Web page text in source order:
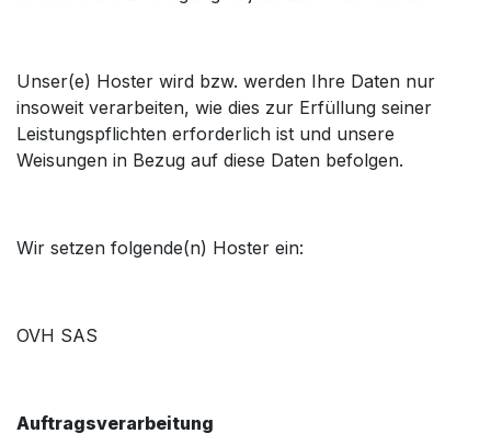
Unser(e) Hoster wird bzw. werden Ihre Daten nur
insoweit verarbeiten, wie dies zur Erfüllung seiner
Leistungspflichten erforderlich ist und unsere
Weisungen in Bezug auf diese Daten befolgen.
Wir setzen folgende(n) Hoster ein:
OVH SAS
Auftragsverarbeitung